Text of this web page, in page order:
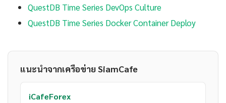
QuestDB Time Series DevOps Culture
QuestDB Time Series Docker Container Deploy
แนะนำจากเครือข่าย SiamCafe
iCafeForex